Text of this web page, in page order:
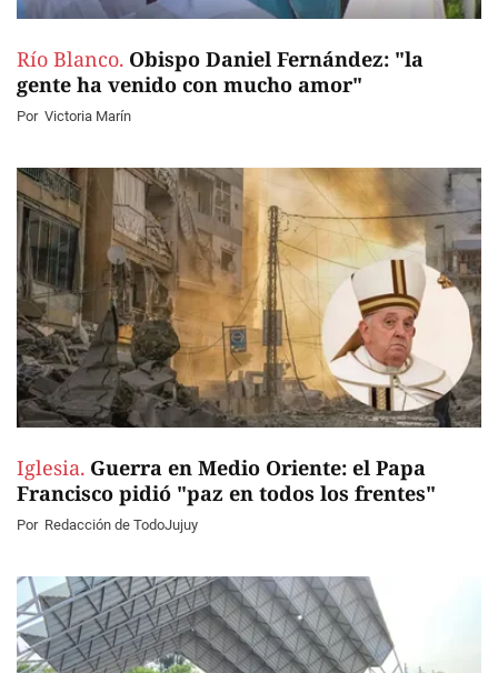
Río Blanco. Obispo Daniel Fernández: "la
gente ha venido con mucho amor"
Por Victoria Marín
Iglesia. Guerra en Medio Oriente: el Papa
Francisco pidió "paz en todos los frentes"
Por Redacción de TodoJujuy